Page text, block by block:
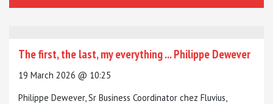
The first, the last, my everything ... Philippe Dewever
19 March 2026 @ 10:25
Philippe Dewever, Sr Business Coordinator chez Fluvius,